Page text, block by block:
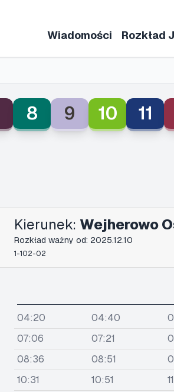
Wiadomości Rozkład
8 9 10 11
Kierunek: Wejherowo
Rozkład ważny od: 2025.12.10
1-102-02
04:20 04:40
07:06
07:21
08:36
08:51
10:31
10:51